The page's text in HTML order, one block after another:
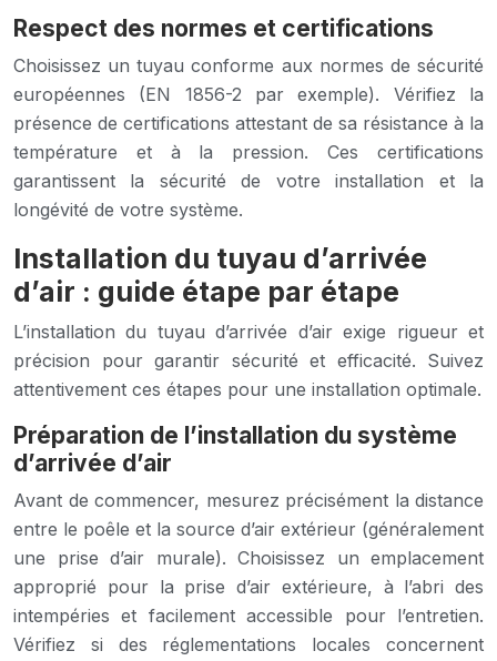
Respect des normes et certifications
Choisissez un tuyau conforme aux normes de sécurité
européennes (EN 1856-2 par exemple). Vérifiez la
présence de certifications attestant de sa résistance à la
température et à la pression. Ces certifications
garantissent la sécurité de votre installation et la
longévité de votre système.
Installation du tuyau d’arrivée
d’air : guide étape par étape
L’installation du tuyau d’arrivée d’air exige rigueur et
précision pour garantir sécurité et efficacité. Suivez
attentivement ces étapes pour une installation optimale.
Préparation de l’installation du système
d’arrivée d’air
Avant de commencer, mesurez précisément la distance
entre le poêle et la source d’air extérieur (généralement
une prise d’air murale). Choisissez un emplacement
approprié pour la prise d’air extérieure, à l’abri des
intempéries et facilement accessible pour l’entretien.
Vérifiez si des réglementations locales concernent